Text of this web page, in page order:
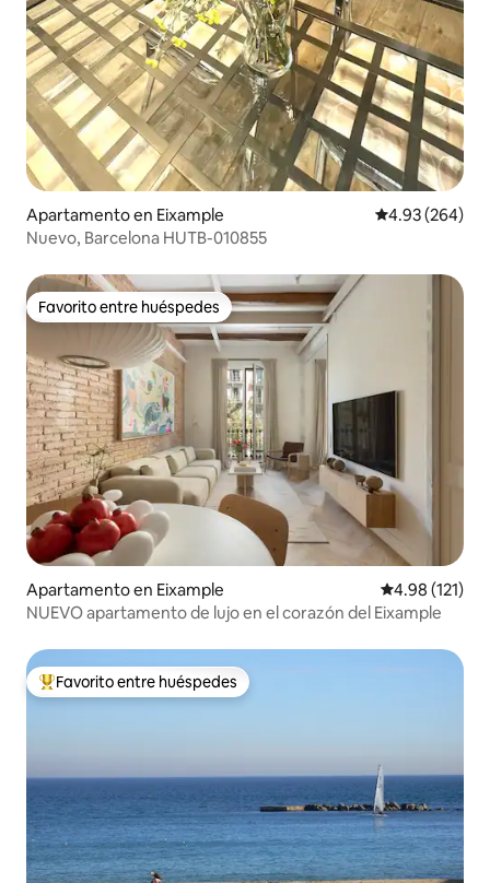
Apartamento en Eixample Calificación
4.93 (264)
Nuevo, Barcelona HUTB-010855
Favorito entre huéspedes
Favorito entre huéspedes
Apartamento en Eixample Calificación
4.98 (121)
NUEVO apartamento de lujo en el corazón del Eixample
Favorito entre huéspedes preferido
Favorito entre huéspedes